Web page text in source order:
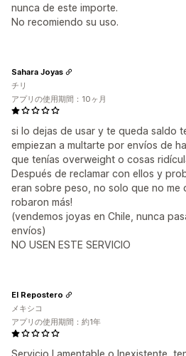
nunca de este importe.
No recomiendo su uso.
si lo dejas de usar y te queda saldo
empiezan a multarte por envíos de
que tenías overweight o cosas
Después de reclamar con ellos y
eran sobre peso, no solo que no me
robaron más!
(vendemos joyas en Chile, nunca
envíos)
NO USEN ESTE SERVICIO
Sahara Joyas
チリ
アプリの使用期間：10ヶ月
Servicio Lamentable o Inexistente,
El Repostero
メキシコ
アプリの使用期間：約1年